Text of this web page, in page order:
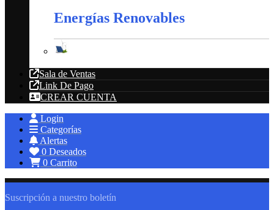
Energías Renovables
Sala de Ventas
Link De Pago
CREAR CUENTA
Login
Categorías
Alertas
0 Deseados
0 Carrito
Suscripción a nuestro boletín